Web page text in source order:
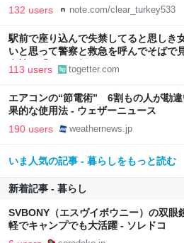
132 users note.com/clear_turkey533
駅前で座り込んで失禁してると思しき
いと思って警察と救急を呼んでそばで
女性に「あなた何してるんですか！？
113 users togetter.com
エアコンの“節電術” 6割もの人が勘
果的な使用法 - ウェザーニュース
190 users weathernews.jp
いま人気の記事 - 暮らしをもっと読む
新着記事 - 暮らし
SVBONY（エスヴイボウニー）の双眼
軽でキャンプでも大活躍 - ソレドコ